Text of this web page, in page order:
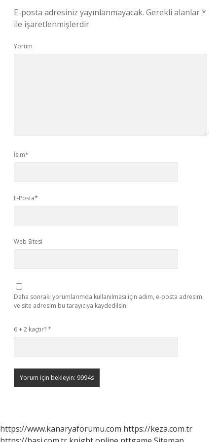
E-posta adresiniz yayınlanmayacak. Gerekli alanlar*
ile işaretlenmişlerdir
Yorum
İsim*
E-Posta*
Web Sitesi
Daha sonraki yorumlarımda kullanılması için adım, e-posta adresim
ve site adresim bu tarayıcıya kaydedilsin.
6 + 2 kaçtır?*
https://www.kanaryaforumu.com https://keza.com.tr